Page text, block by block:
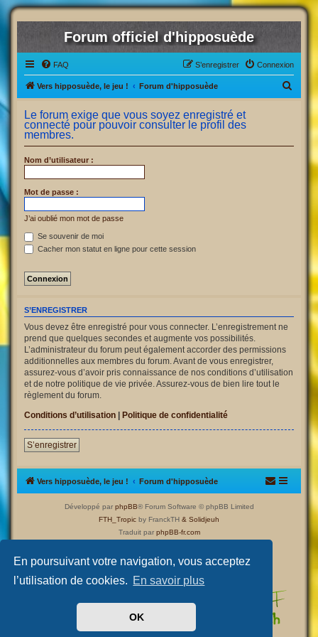
En poursuivant votre navigation, vous acceptez
l’utilisation de cookies. En savoir plus
OK
Forum officiel d'hipposuède
FAQ Connexion
S’enregistrer
Vers hipposuède, le jeu ! Forum d'hipposuède
Le forum exige que vous soyez enregistré et
connecté pour pouvoir consulter le profil des
membres.
Nom d’utilisateur :
Mot de passe :
J’ai oublié mon mot de passe
Se souvenir de moi
Cacher mon statut en ligne pour cette session
S’ENREGISTRER
Vous devez être enregistré pour vous connecter. L’enregistrement ne
prend que quelques secondes et augmente vos possibilités.
L’administrateur du forum peut également accorder des permissions
additionnelles aux membres du forum. Avant de vous enregistrer,
assurez-vous d’avoir pris connaissance de nos conditions d’utilisation
et de notre politique de vie privée. Assurez-vous de bien lire tout le
règlement du forum.
Conditions d’utilisation | Politique de confidentialité
S’enregistrer
Vers hipposuède, le jeu ! Forum d'hipposuède
Développé par phpBB® Forum Software © phpBB Limited
FTH_Tropic by FranckTH & Solidjeuh
Traduit par phpBB-fr.com